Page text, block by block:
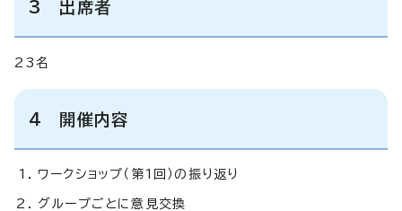
3 出席者
23名
4 開催内容
ワークショップ（第1回）の振り返り
グループごとに意見交換